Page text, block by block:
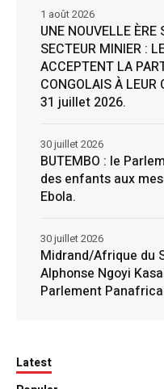
UNE NOUVELLE ÈRE
SECTEUR MINIER :
ACCEPTENT LA
CONGOLAIS À
31 juillet 2026.
1 août 2026
BUTEMBO : le
des enfants aux
Ebola.
30 juillet 2026
Midrand/Afrique du
Alphonse Ngoyi
Parlement
30 juillet 2026
Latest